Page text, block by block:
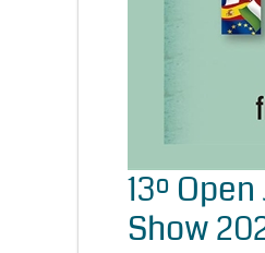
13º
Show